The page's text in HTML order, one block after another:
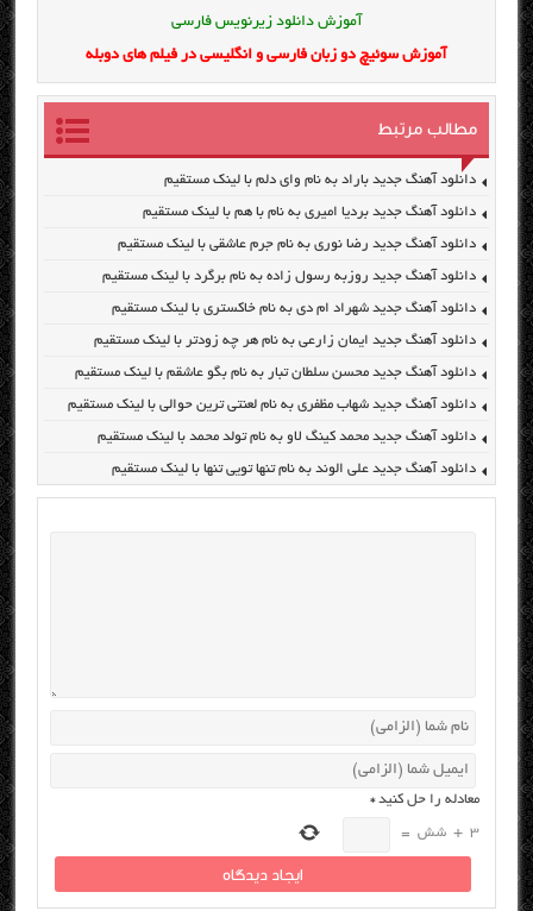
آموزش دانلود زیرنویس فارسی
آموزش سوئیچ دو زبان فارسی و انگلیسی در فیلم های دوبله
مطالب مرتبط
دانلود آهنگ جدید باراد به نام وای دلم با لینک مستقیم
دانلود آهنگ جدید بردیا امیری به نام با هم با لینک مستقیم
دانلود آهنگ جدید رضا نوری به نام جرم عاشقی با لینک مستقیم
دانلود آهنگ جدید روزبه رسول زاده به نام برگرد با لینک مستقیم
دانلود آهنگ جدید شهراد ام دی به نام خاکستری با لینک مستقیم
دانلود آهنگ جدید ایمان زارعی به نام هر چه زودتر با لینک مستقیم
دانلود آهنگ جدید محسن سلطان تبار به نام بگو عاشقم با لینک مستقیم
دانلود آهنگ جدید شهاب مظفری به نام لعنتی ترین حوالی با لینک مستقیم
دانلود آهنگ جدید محمد کینگ لاو به نام تولد محمد با لینک مستقیم
دانلود آهنگ جدید علی الوند به نام تنها تویی تنها با لینک مستقیم
معادله را حل کنید*
3
+ شش =